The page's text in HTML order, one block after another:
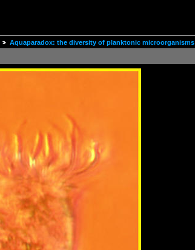
Aquaparadox: the diversity of planktonic microorganisms